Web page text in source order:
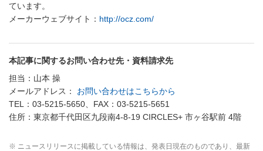
ています。
メーカーウェブサイト： http://ocz.com/
本記事に関するお問い合わせ先・資料請求先
担当：山本 操
メールアドレス： お問い合わせはこちらから
TEL：03-5215-5650、FAX：03-5215-5651
住所：東京都千代田区九段南4-8-19 CIRCLES+ 市ヶ谷駅前 4階
※ ニュースリリースに掲載している情報は、発表日現在のものであり、最新